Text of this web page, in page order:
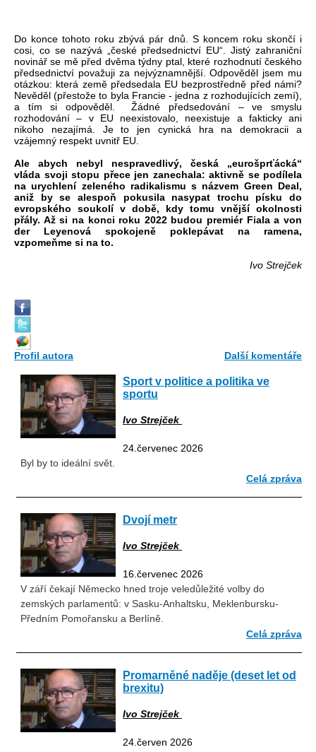
Do konce tohoto roku zbývá pár dnů. S koncem roku skončí i
cosi, co se nazývá „české předsednictví EU“. Jistý zahraniční
novinář se mě před dvěma týdny ptal, které rozhodnutí českého
předsednictví považuji za nejvýznamnější. Odpověděl jsem mu
otázkou: která země předsedala EU bezprostředně před námi?
Nevěděl (přestože to byla Francie - jedna z rozhodujících zemí),
a tím si odpověděl. Žádné předsedování – ve smyslu
rozhodování – v EU neexistovalo, neexistuje a fakticky ani
nikoho nezajímá. Je to jen cynická hra na demokracii a
vzájemný respekt uvnitř EU.
Ale abych nebyl nespravedlivý, česká „eurošprťácká“
vláda svoji stopu přece jen zanechala: aktivně se podílela
na urychlení zeleného radikalismu s názvem Green Deal,
aniž by se alespoň pokusila nasypat trochu písku do
evropského soukolí v době, kdy tomu vnější okolnosti
přály. Až si na konci roku 2022 budou premiér Fiala a von
der Leyenová spokojeně poklepávat na ramena,
vzpomeňme si na to.
Ivo Strejček
Profil autora Další komentáře
Sport v politice a politika ve
sportu
Ivo Strejček
24.červenec 2026
Byl by to ideální svět.
Celá zpráva
Dvojí metr
Ivo Strejček
16.červenec 2026
V září čekají Německo hned troje veledůležité volby do
zemských parlamentů: v Sasku-Anhaltsku, Meklenbursku-
Předním Pomořansku a Berlíně.
Celá zpráva
Promarněné naděje (deset let od
brexitu)
Ivo Strejček
24.červen 2026